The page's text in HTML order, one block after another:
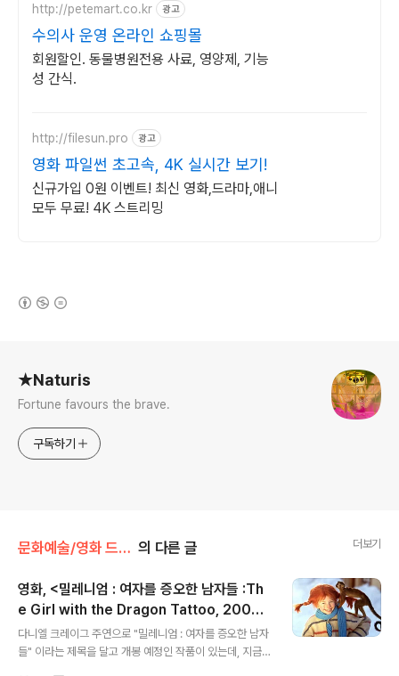
http://petemart.co.kr 광고
수의사 운영 온라인 쇼핑몰
회원할인. 동물병원전용 사료, 영양제, 기능
성 간식.
http://filesun.pro 광고
영화 파일썬 초고속, 4K 실시간 보기!
신규가입 0원 이벤트! 최신 영화,드라마,애니
모두 무료! 4K 스트리밍
★Naturis
Fortune favours the brave.
구독하기
문화예술/영화 드라마 애니메이션 의 다른 글 더보기
영화, <밀레니엄 : 여자를 증오한 남자들 :Th
e Girl with the Dragon Tattoo, 2009>
(용문신을 한 소녀)
다니엘 크레이그 주연으로 "밀레니엄 : 여자를 증오한 남자
들" 이라는 제목을 달고 개봉 예정인 작품이 있는데, 지금